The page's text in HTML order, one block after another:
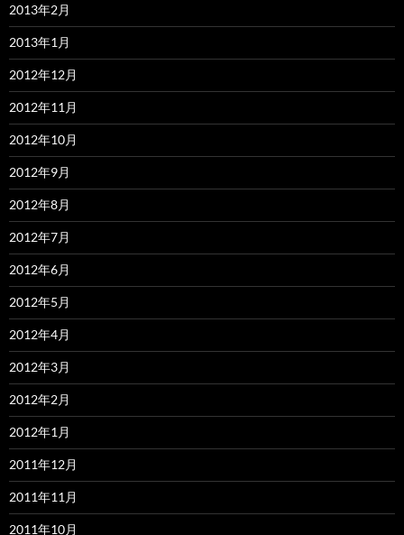
2013年2月
2013年1月
2012年12月
2012年11月
2012年10月
2012年9月
2012年8月
2012年7月
2012年6月
2012年5月
2012年4月
2012年3月
2012年2月
2012年1月
2011年12月
2011年11月
2011年10月